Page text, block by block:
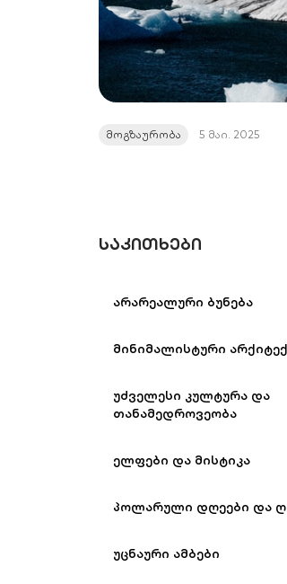
მოგზაურობა 5 მაი. 2025
ᲡᲐᲙᲘᲗᲮᲔᲑᲘ
არარეალური ბუნება
მინიმალისტური
უძველესი კულტურა და
თანამედროვეობა
ელფები და მისტიკა
პოლარული დღეები და
უცნაური ამბები